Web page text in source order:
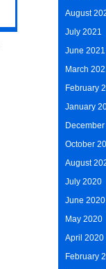
August
July 2021
June 2021
March
February
January
October
August
July 2020
June 2020
May 2020
April 2020
February